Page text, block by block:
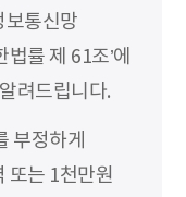
보통신망
률 제 61조’에
려드립니다.
부정하게
또는 1천만원